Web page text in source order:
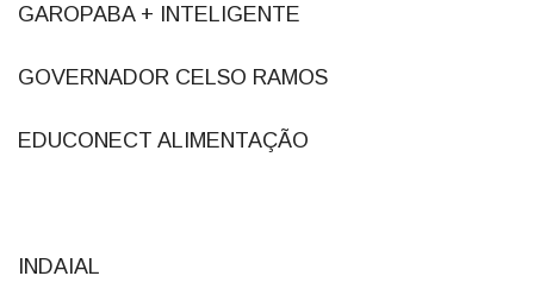
GAROPABA + INTELIGENTE
GOVERNADOR CELSO RAMOS
EDUCONECT ALIMENTAÇÃO
INDAIAL